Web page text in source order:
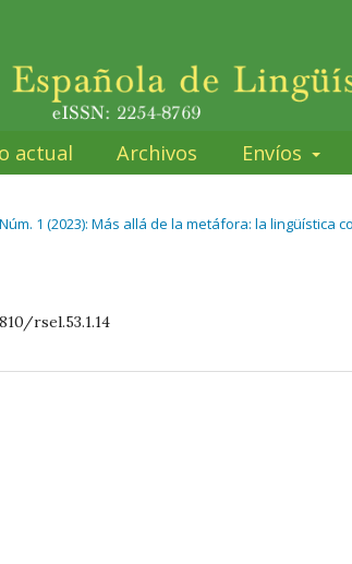
actual Archivos Envíos
1 (2023): Más allá de la metáfora: la lingüística
rsel.53.1.14